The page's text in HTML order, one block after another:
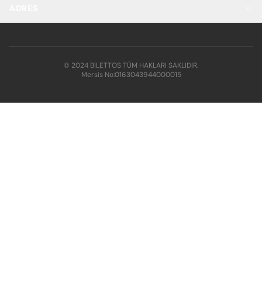
© 2024 BİLETTOS TÜM HAKLARI SAKLIDIR.
Mersis No:0163043944000015